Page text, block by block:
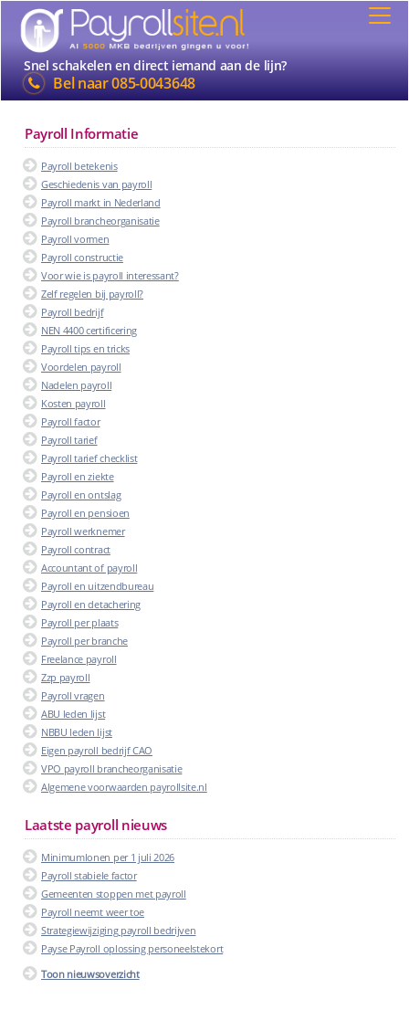
Snel schakelen en direct iemand aan de lijn?
Bel naar085-0043648
Payroll Informatie
Payroll betekenis
Geschiedenis van payroll
Payroll markt in Nederland
Payroll brancheorganisatie
Payroll vormen
Payroll constructie
Voor wie is payroll interessant?
Zelf regelen bij payroll?
Payroll bedrijf
NEN 4400 certificering
Payroll tips en tricks
Voordelen payroll
Nadelen payroll
Kosten payroll
Payroll factor
Payroll tarief
Payroll tarief checklist
Payroll en ziekte
Payroll en ontslag
Payroll en pensioen
Payroll werknemer
Payroll contract
Accountant of payroll
Payroll en uitzendbureau
Payroll en detachering
Payroll per plaats
Payroll per branche
Freelance payroll
Zzp payroll
Payroll vragen
ABU leden lijst
NBBU leden lijst
Eigen payroll bedrijf CAO
VPO payroll brancheorganisatie
Algemene voorwaarden payrollsite.nl
Laatste payroll nieuws
Minimumlonen per 1 juli 2026
Payroll stabiele factor
Gemeenten stoppen met payroll
Payroll neemt weer toe
Strategiewijziging payroll bedrijven
Payse Payroll oplossing personeelstekort
Toon nieuwsoverzicht